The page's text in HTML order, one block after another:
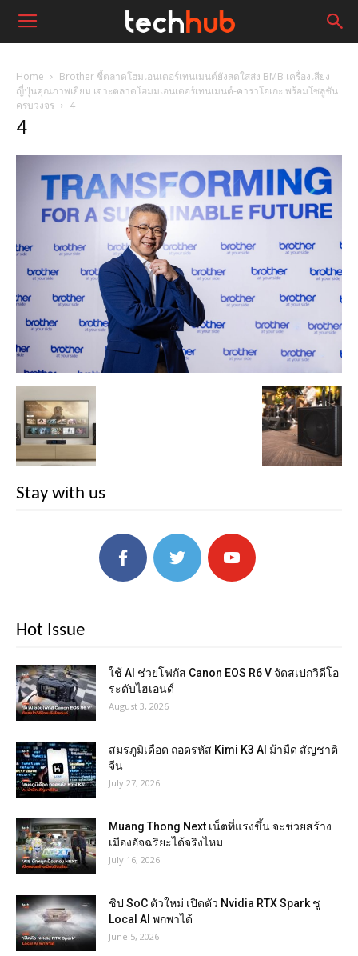
Home
Brother ชี้ตลาดโฮมเอนเตอร์เทนเมนต์ยังสดใสส่ง BMB เครื่องเสียง
ญี่ปุ่นคุณภาพเยี่ยม เจาะตลาดโฮมมเอนเตอร์เทนเมนต์-คาราโอเกะ พร้อมโซลูชัน
ครบวงจร
4
4
Stay with us
Hot Issue
ใช้ AI ช่วยโฟกัส Canon EOS R6 V จัดสเปกวิดีโอ
ระดับไฮเอนด์
August 3, 2026
สมรภูมิเดือด ถอดรหัส Kimi K3 AI ม้ามืด สัญชาติ
จีน
July 27, 2026
Muang Thong Next เน็ตที่แรงขึ้น จะช่วยสร้าง
เมืองอัจฉริยะได้จริงไหม
July 16, 2026
ชิป SoC ตัวใหม่ เปิดตัว Nvidia RTX Spark ชู
Local AI พกพาได้
June 5, 2026